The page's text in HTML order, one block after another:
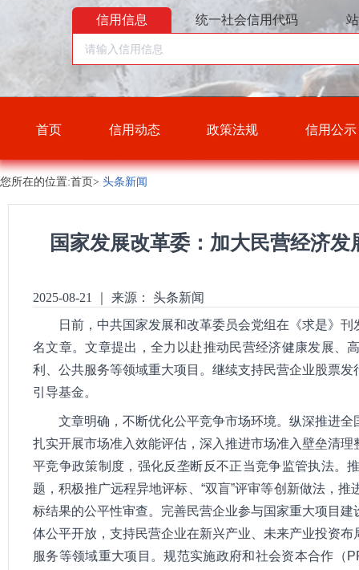
首页 信用动态 政策法规 信用公示
信用信息 统一社会信用代码
您所在的位置:首页> 头条新闻
国家发展改革委：加大民营经济
2025-08-21
来源： 头条新闻
日前，中共国家发展和改革委员会党组在《求是》
名文章。文章提出，全力以赴推动民营经济健康发展、
利、公共服务等领域重大项目。继续支持民营企业股票
引导基金。
文章明确，不断优化公平竞争市场环境。纵深推进
扎实开展市场准入效能评估，深入推进市场准入壁垒清
平竞争政策制度，强化反垄断反不正当竞争监管执法。
题，积极推广远程异地评标、“双盲”评审等创新做法，
标结果的公平性审查。完善民营企业参与国家重大项目
体公平开放，支持民营企业在新兴产业、未来产业投资
服务等领域重大项目。规范实施政府和社会资本合作（